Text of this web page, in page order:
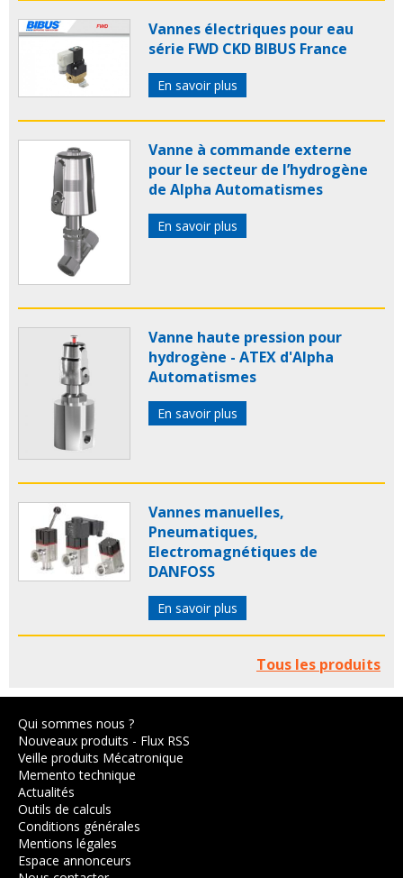
Vannes électriques pour eau
série FWD CKD BIBUS France
En savoir plus
Vanne à commande externe
pour le secteur de l’hydrogène
de Alpha Automatismes
En savoir plus
Vanne haute pression pour
hydrogène - ATEX d'Alpha
Automatismes
En savoir plus
Vannes manuelles,
Pneumatiques,
Electromagnétiques de
DANFOSS
En savoir plus
Tous les produits
Qui sommes nous ?
Nouveaux produits - Flux RSS
Veille produits Mécatronique
Memento technique
Actualités
Outils de calculs
Conditions générales
Mentions légales
Espace annonceurs